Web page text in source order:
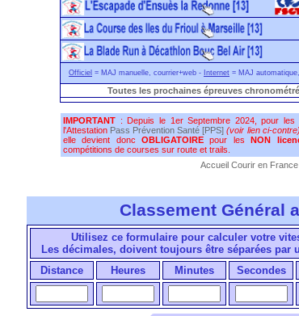
Officiel = MAJ manuelle, courrier+web - Internet = MAJ
Toutes les prochaines épreuves
IMPORTANT : Depuis le 1er Septembre 2024, pour les
l'Attestation Pass Prévention Santé [PPS] (voir lien ci-contre)
elle devient doncOBLIGATOIRE pour lesNON
compétitions de courses sur route et trails.
Accueil Courir en France
Classement Général
Utilisez ce formulaire pour calculer votre
Les décimales, doivent toujours être séparées par
Distance
Heures Minutes Secondes